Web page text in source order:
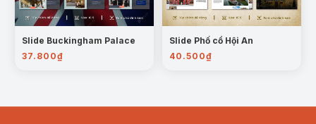
Slide Buckingham Palace
37.800₫
Slide Phố cổ Hội An
40.500₫